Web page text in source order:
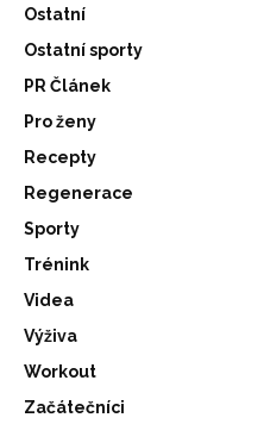
Ostatní
Ostatní sporty
PR Článek
Pro ženy
Recepty
Regenerace
Sporty
Trénink
Videa
Výživa
Workout
Začátečníci